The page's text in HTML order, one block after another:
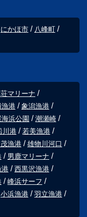
にかほ市
八峰町
マリーナ
漁港
象潟漁港
海浜公園
潮瀬崎
川港
若美漁港
漁港
雄物川河口
男鹿マリーナ
港
西黒沢漁港
峰浜サーフ
小浜漁港
羽立漁港